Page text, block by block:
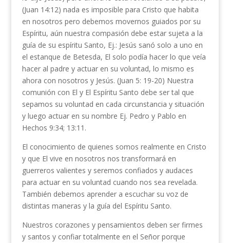
(Juan 14:12) nada es imposible para Cristo que habita
en nosotros pero debemos movernos guiados por su
Espíritu, aún nuestra compasión debe estar sujeta a la
guía de su espíritu Santo, Ej.: Jesús sanó solo a uno en
el estanque de Betesda, El solo podía hacer lo que veía
hacer al padre y actuar en su voluntad, lo mismo es
ahora con nosotros y Jesús. (Juan 5: 19-20) Nuestra
comunión con El y El Espíritu Santo debe ser tal que
sepamos su voluntad en cada circunstancia y situación
y luego actuar en su nombre Ej. Pedro y Pablo en
Hechos 9:34; 13:11.
El conocimiento de quienes somos realmente en Cristo
y que El vive en nosotros nos transformará en
guerreros valientes y seremos confiados y audaces
para actuar en su voluntad cuando nos sea revelada.
También debemos aprender a escuchar su voz de
distintas maneras y la guía del Espíritu Santo.
Nuestros corazones y pensamientos deben ser firmes
y santos y confiar totalmente en el Señor porque